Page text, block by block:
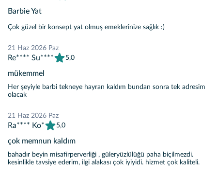
Barbie Yat
Çok güzel bir konsept yat olmuş emeklerinize sağlık :)
Re**** Su**** 5,0
21 Haz 2026 Paz
mükemmel
Her şeyiyle barbi tekneye hayran kaldım bundan sonra tek adresim
olacak
Ra**** Ko* 5,0
21 Haz 2026 Paz
çok memnun kaldım
bahadır beyin misafirperverliği , güleryüzlülüğü paha biçilmezdi.
kesinlikle tavsiye ederim, ilgi alakası çok iyiyidi. hizmet çok kaliteli.